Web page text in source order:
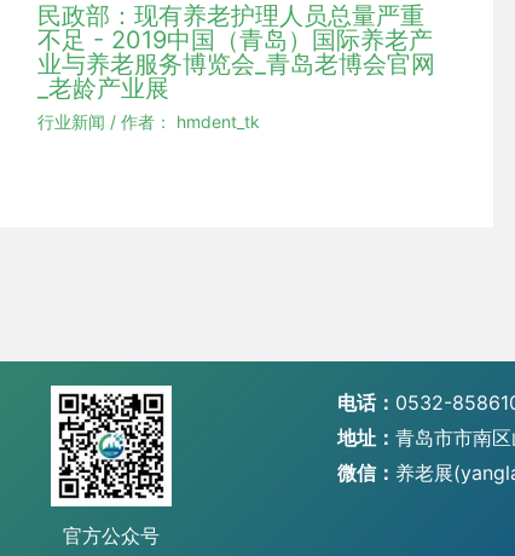
民政部：现有养老护理人员总量严重
不足 - 2019中国（青岛）国际养老产
业与养老服务博览会_青岛老博会官网
_老龄产业展
行业新闻 / 作者： hmdent_tk
官方公众号
电话： 0532-
地址： 青岛市市南
微信： 养老展